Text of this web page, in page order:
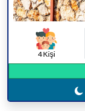
4 Kişi